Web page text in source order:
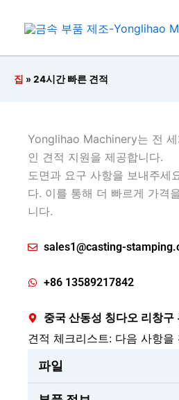
집 » 24시간 빠른 견적
Yonglihao Machinery는 전
인 견적 지원을 제공합니다.
도면과 요구 사항을 보내주세
다. 이를 통해 더 빠르게 가격
니다.
sales1@casting-
+86 13589217842
중국 산동성 칭다오 리창
견적 체크리스트: 다음 사항을
파일